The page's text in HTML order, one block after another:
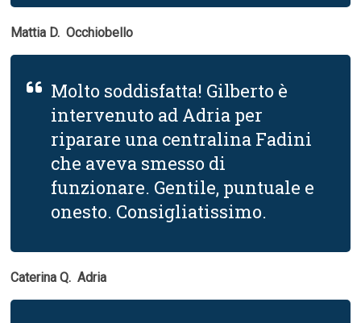
Mattia D.  Occhiobello
Molto soddisfatta! Gilberto è
intervenuto ad Adria per
riparare una centralina Fadini
che aveva smesso di
funzionare. Gentile, puntuale e
onesto. Consigliatissimo.
Caterina Q.  Adria